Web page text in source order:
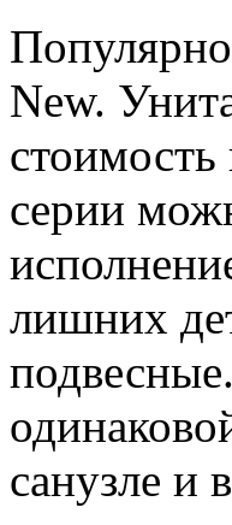
New.
серии
лишних
санузле и